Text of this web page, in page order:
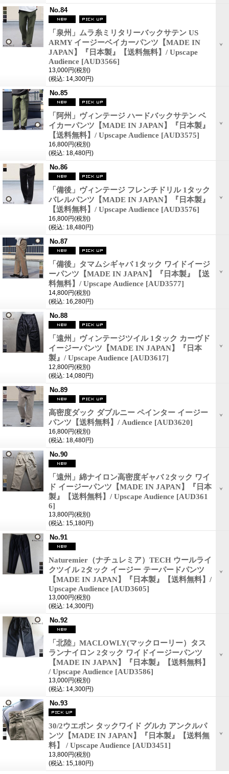
No.84
「泉州」ムラ糸ミリタリーバックサテン US
ARMY イージーベイカーパンツ【MADE IN
JAPAN】『日本製』【送料無料】/ Upscape
Audience [AUD3566]
13,000円(税別)
(税込: 14,300円)
No.85
「阿州」ヴィンテージ ハードバックサテン ベ
イカーパンツ【MADE IN JAPAN】『日本製』
【送料無料】/ Upscape Audience [AUD3575]
16,800円(税別)
(税込: 18,480円)
No.86
「備後」ヴィンテージ フレンチドリル 1タック
バレルパンツ【MADE IN JAPAN】『日本製』
【送料無料】/ Upscape Audience [AUD3576]
16,800円(税別)
(税込: 18,480円)
No.87
「備後」タマムシギャバ 1タック ワイドイージ
ーパンツ【MADE IN JAPAN】『日本製』【送
料無料】/ Upscape Audience [AUD3577]
14,800円(税別)
(税込: 16,280円)
No.88
「遠州」ヴィンテージツイル 1タック カーヴド
イージーパンツ【MADE IN JAPAN】『日本
製』/ Upscape Audience [AUD3617]
12,800円(税別)
(税込: 14,080円)
No.89
高密度ダック ダブルニー ペインター イージー
パンツ【送料無料】/ Audience [AUD3620]
16,800円(税別)
(税込: 18,480円)
No.90
「遠州」綿ナイロン高密度ギャバ 2タック ワイ
ド イージーパンツ【MADE IN JAPAN】『日本
製』【送料無料】/ Upscape Audience [AUD361
6]
13,800円(税別)
(税込: 15,180円)
No.91
Naturemier（ナチュレミア）TECH ウールライ
クツイル 2タック イージー テーパードパンツ
【MADE IN JAPAN】『日本製』【送料無料】/
Upscape Audience [AUD3605]
13,000円(税別)
(税込: 14,300円)
No.92
「北陸」MACLOWLY(マックローリー）タス
ランナイロン 2タック ワイドイージーパンツ
【MADE IN JAPAN】『日本製』【送料無料】
/ Upscape Audience [AUD3586]
13,000円(税別)
(税込: 14,300円)
No.93
30/2ウエポン タックワイド グルカ アンクルパ
ンツ【MADE IN JAPAN】『日本製』【送料無
料】 / Upscape Audience [AUD3451]
13,800円(税別)
(税込: 15,180円)